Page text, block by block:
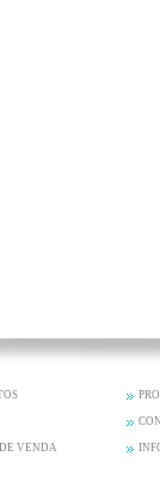
VENDA